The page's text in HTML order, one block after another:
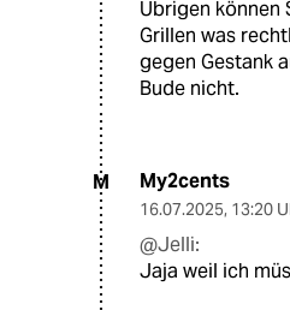
Übrigen können
Grillen was
gegen Gestank
Bude nicht.
M My2cents
16.07.2025, 13:20
@Jelli:
Jaja weil ich